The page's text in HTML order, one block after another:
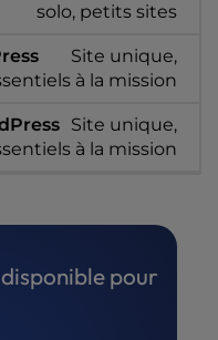
solo, petits sites
Site unique,
à la mission
Site unique,
à la mission
pour